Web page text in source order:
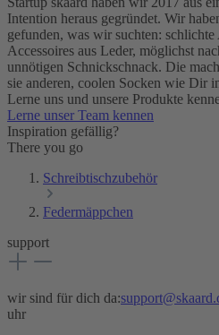
Intention heraus gegründet. Wir
gefunden, was wir suchten:
Accessoires aus Leder, möglichst
unnötigen Schnickschnack. Die
sie anderen, coolen Socken wie Dir
Lerne uns und unsere Produkte
Lerne unser Team kennen
Inspiration gefällig?
There you go
Schreibtischzubehör
Federmäppchen
support
wir sind für dich da:
uhr